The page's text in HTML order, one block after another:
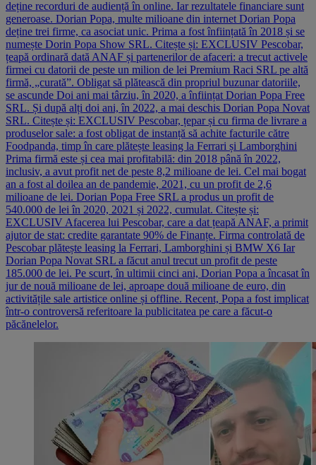
deține recorduri de audiență în online. Iar rezultatele financiare sunt
generoase. Dorian Popa, multe milioane din internet Dorian Popa
deține trei firme, ca asociat unic. Prima a fost înființată în 2018 și se
numește Dorin Popa Show SRL. Citește și: EXCLUSIV Pescobar,
țeapă ordinară dată ANAF și partenerilor de afaceri: a trecut activele
firmei cu datorii de peste un milion de lei Premium Raci SRL pe altă
firmă, „curată”. Obligat să plătească din propriul buzunar datoriile,
se ascunde Doi ani mai târziu, în 2020, a înființat Dorian Popa Free
SRL. Și după alți doi ani, în 2022, a mai deschis Dorian Popa Novat
SRL. Citește și: EXCLUSIV Pescobar, țepar și cu firma de livrare a
produselor sale: a fost obligat de instanță să achite facturile către
Foodpanda, timp în care plătește leasing la Ferrari și Lamborghini
Prima firmă este și cea mai profitabilă: din 2018 până în 2022,
inclusiv, a avut profit net de peste 8,2 milioane de lei. Cel mai bogat
an a fost al doilea an de pandemie, 2021, cu un profit de 2,6
milioane de lei. Dorian Popa Free SRL a produs un profit de
540.000 de lei în 2020, 2021 și 2022, cumulat. Citește și:
EXCLUSIV Afacerea lui Pescobar, care a dat țeapă ANAF, a primit
ajutor de stat: credite garantate 90% de Finanțe. Firma controlată de
Pescobar plătește leasing la Ferrari, Lamborghini și BMW X6 Iar
Dorian Popa Novat SRL a făcut anul trecut un profit de peste
185.000 de lei. Pe scurt, în ultimii cinci ani, Dorian Popa a încasat în
jur de nouă milioane de lei, aproape două milioane de euro, din
activitățile sale artistice online și offline. Recent, Popa a fost implicat
într-o controversă referitoare la publicitatea pe care a făcut-o
păcănelelor.